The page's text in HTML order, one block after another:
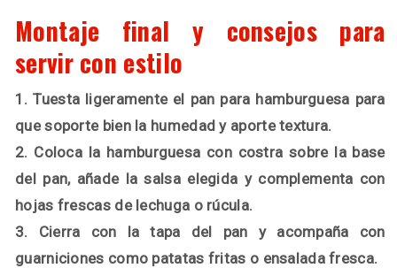
Montaje final y consejos para
servir con estilo
1. Tuesta ligeramente el pan para hamburguesa para
que soporte bien la humedad y aporte textura.
2. Coloca la hamburguesa con costra sobre la base
del pan, añade la salsa elegida y complementa con
hojas frescas de lechuga o rúcula.
3. Cierra con la tapa del pan y acompaña con
guarniciones como patatas fritas o ensalada fresca.